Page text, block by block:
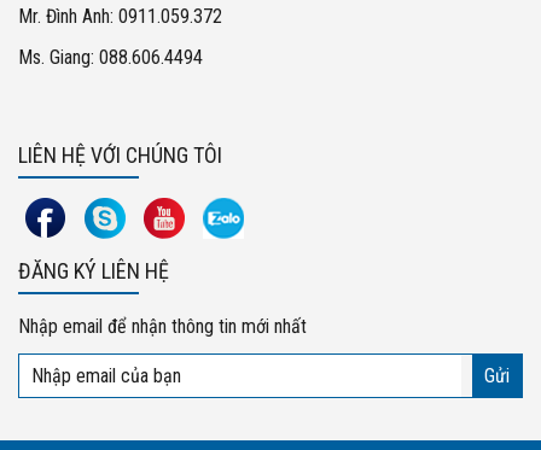
Mr. Đình Anh: 0911.059.372
Ms. Giang: 088.606.4494
LIÊN HỆ VỚI CHÚNG TÔI
ĐĂNG KÝ LIÊN HỆ
Nhập email để nhận thông tin mới nhất